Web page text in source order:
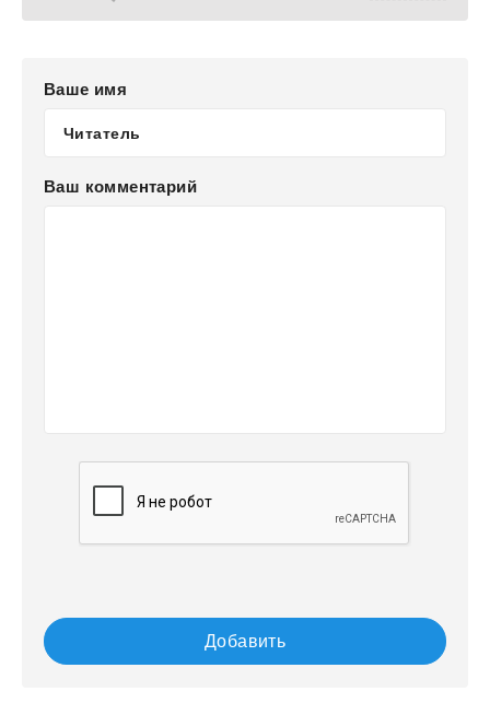
Ваше имя
Ваш комментарий
Добавить